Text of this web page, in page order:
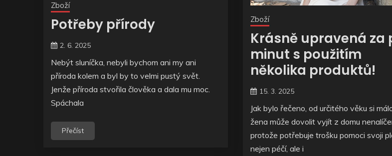
Zboží
Potřeby přírody
2. 6. 2025
Nebýt sluníčka, nebyli bychom ani my ani
příroda kolem a byl by to velmi pustý svět.
Jenže příroda stvořila člověka a dala mu moc.
Spáchala
Přečíst
Zboží
Krásně upravená za
minut s použitím
několika produktů!
15. 3. 2025
Jak bylo řečeno, od určitého věku si
žena může dovolit vyjít z domu
protože potřebuje trošku pomoci svoji
nejen péčí, ale i